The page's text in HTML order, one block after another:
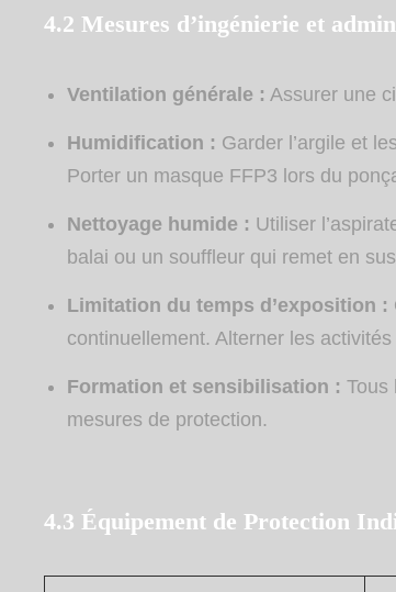
4.2 Mesures d’ingénierie et
Ventilation générale : Assurer une
Humidification : Garder l’argile et
Porter un masque FFP3 lors du
Nettoyage humide : Utiliser
balai ou un souffleur qui remet en
Limitation du temps d’exposition :
continuellement. Alterner les
Formation et sensibilisation : Tous
mesures de protection.
4.3 Équipement de Protection